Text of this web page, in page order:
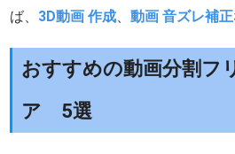
ば、 3D動画 作成、動画 音ズレ補正
おすすめの動画分割フ
ア 5選